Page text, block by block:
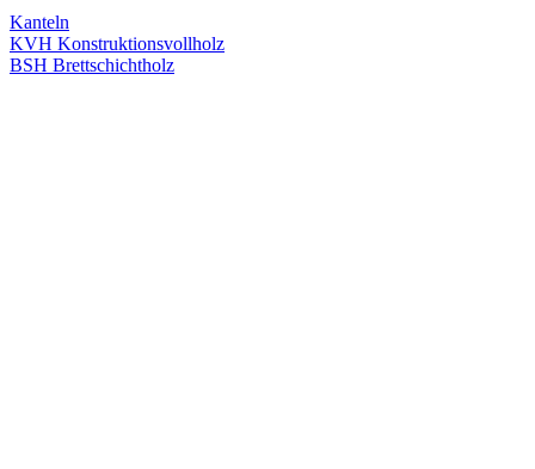
Kanteln
KVH Konstruktionsvollholz
BSH Brettschichtholz